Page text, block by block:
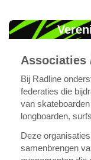
Associaties
Bij Radline
federaties die
van
longboarden,
Deze
samenbrengen